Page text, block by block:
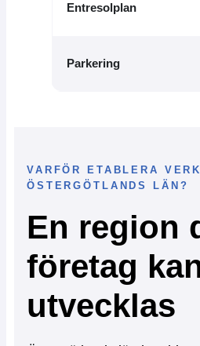
Entresolplan
Parkering
VARFÖR ETABLERA
ÖSTERGÖTLANDS LÄN?
En region
företag
utvecklas